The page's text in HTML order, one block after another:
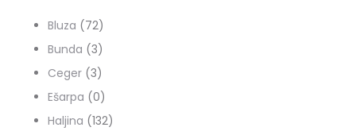
Bluza 7272
proizvoda
Bunda 33
proizvoda
Ceger 33
proizvoda
Ešarpa 00
proizvoda
Haljina 132132